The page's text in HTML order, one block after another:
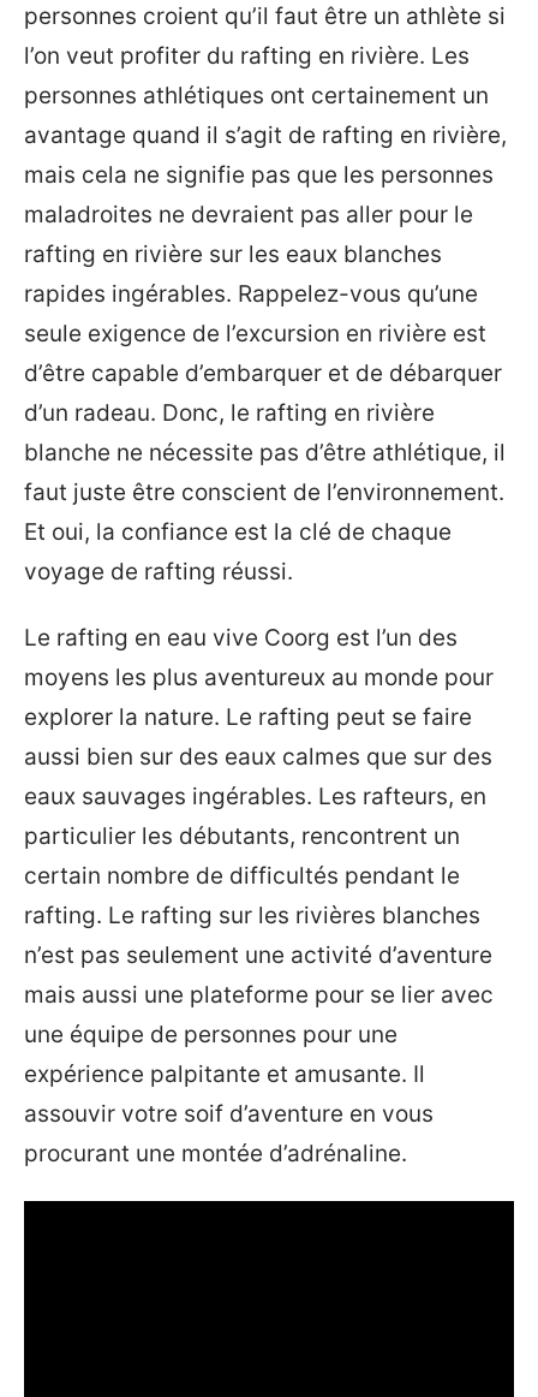
personnes croient qu’il faut être un athlète si
l’on veut profiter du rafting en rivière. Les
personnes athlétiques ont certainement un
avantage quand il s’agit de rafting en rivière,
mais cela ne signifie pas que les personnes
maladroites ne devraient pas aller pour le
rafting en rivière sur les eaux blanches
rapides ingérables. Rappelez-vous qu’une
seule exigence de l’excursion en rivière est
d’être capable d’embarquer et de débarquer
d’un radeau. Donc, le rafting en rivière
blanche ne nécessite pas d’être athlétique, il
faut juste être conscient de l’environnement.
Et oui, la confiance est la clé de chaque
voyage de rafting réussi.
Le rafting en eau vive Coorg est l’un des
moyens les plus aventureux au monde pour
explorer la nature. Le rafting peut se faire
aussi bien sur des eaux calmes que sur des
eaux sauvages ingérables. Les rafteurs, en
particulier les débutants, rencontrent un
certain nombre de difficultés pendant le
rafting. Le rafting sur les rivières blanches
n’est pas seulement une activité d’aventure
mais aussi une plateforme pour se lier avec
une équipe de personnes pour une
expérience palpitante et amusante. Il
assouvir votre soif d’aventure en vous
procurant une montée d’adrénaline.